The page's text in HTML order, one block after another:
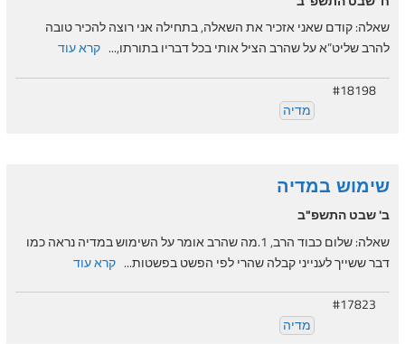
שאלה: קודם שאני אזכיר את השאלה, בתחילה אני רוצה להכיר טובה
להרב שליט”א על שהרב הציל אותי בכל דבריו בתורתו,... קרא עוד
#18198
מדיה
שימוש במדיה
ב' שבט התשפ"ב
שאלה: שלום כבוד הרב, 1.מה שהרב אומר על השימוש במדיה נראה כמו
דבר ששייך לענייני קבלה שהרי לפי הפשט בפשטות... קרא עוד
#17823
מדיה